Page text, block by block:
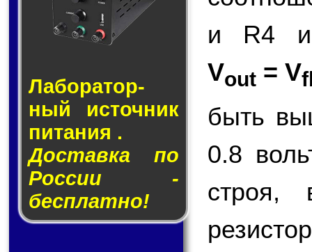
Лаборатор­
ный ис­точ­ник
пи­та­ния .
Доставка по
России -
бесплатно!
и R4 и
Vout = V
быть
0.8
строя,